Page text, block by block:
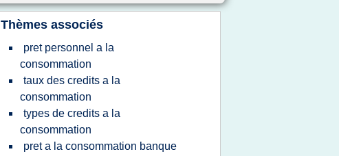
Thèmes associés
pret personnel a la
consommation
taux des credits a la
consommation
types de credits a la
consommation
pret a la consommation banque